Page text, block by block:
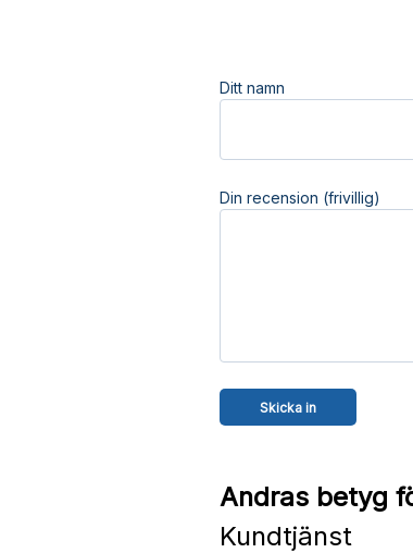
Ditt namn
Din recension (frivillig)
Andras betyg
Kundtjänst